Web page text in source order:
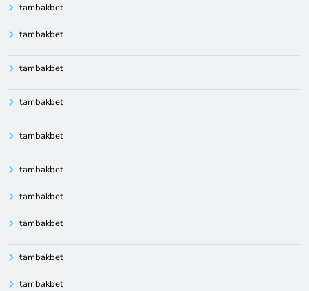
tambakbet
tambakbet
tambakbet
tambakbet
tambakbet
tambakbet
tambakbet
tambakbet
tambakbet
tambakbet